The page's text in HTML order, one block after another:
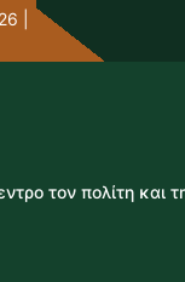
|
τον πολίτη και